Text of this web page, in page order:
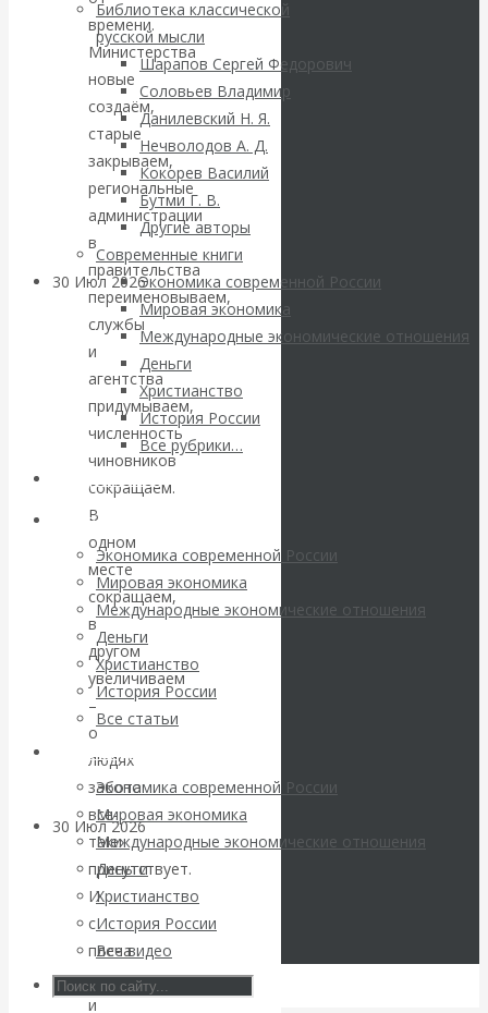
Библиотека классической
русской мысли
Шарапов Сергей Федорович
Соловьев Владимир
Данилевский Н. Я.
Нечволодов А. Д.
Кокорев Василий
Бутми Г. В.
Другие авторы
Современные книги
Экономика современной России
Мировая экономика
Международные экономические отношения
Деньги
Христианство
История России
Все рубрики…
Архив статей
Экономика современной России
Мировая экономика
Международные экономические отношения
Деньги
Христианство
История России
Все статьи
Архив Видео
Экономика современной России
Мировая экономика
Международные экономические отношения
Деньги
Христианство
История России
Все видео
ВАлентин
Катасонов.
Саммит НАТО в
Турции: Drang
nach Osten
30 Июл 2026Банки
Валентин
Катасонов. Кто
определяет
погоду на
финансовых
рынках?
Минфины хотят
быть главнее
Центробанков?
30 Июл 2026Цифровая
экономика
Валентин
Катасонов.
времени.
Министерства
новые
создаём,
старые
закрываем,
региональные
администрации
в
правительства
переименовываем,
службы
и
агентства
придумываем,
численность
чиновников
сокращаем.
В
одном
месте
сокращаем,
в
другом
увеличиваем
–
о
людях
забота
все-
таки
присутствует.
И
с
плеча
если
и